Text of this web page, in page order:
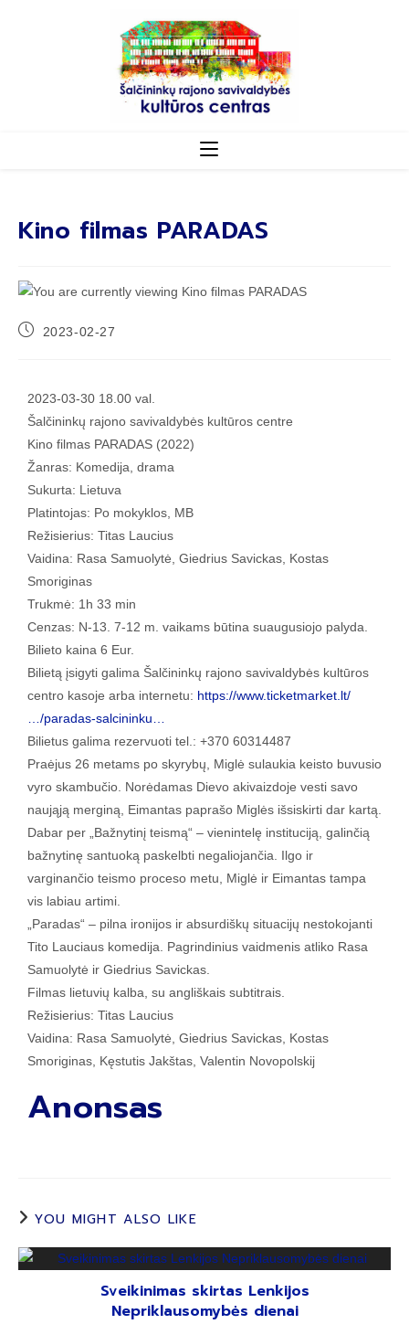
Kino filmas PARADAS
2023-02-27
2023-03-30 18.00 val.
Šalčininkų rajono savivaldybės kultūros centre
Kino filmas PARADAS (2022)
Žanras: Komedija, drama
Sukurta: Lietuva
Platintojas: Po mokyklos, MB
Režisierius: Titas Laucius
Vaidina: Rasa Samuolytė, Giedrius Savickas, Kostas
Smoriginas
Trukmė: 1h 33 min
Cenzas: N-13. 7-12 m. vaikams būtina suaugusiojo palyda.
Bilieto kaina 6 Eur.
Bilietą įsigyti galima Šalčininkų rajono savivaldybės kultūros
centro kasoje arba internetu: https://www.ticketmarket.lt/
…/paradas-salcininku…
Bilietus galima rezervuoti tel.: +370 60314487
Praėjus 26 metams po skyrybų, Miglė sulaukia keisto buvusio
vyro skambučio. Norėdamas Dievo akivaizdoje vesti savo
naująją merginą, Eimantas paprašo Miglės išsiskirti dar kartą.
Dabar per „Bažnytinį teismą“ – vienintelę instituciją, galinčią
bažnytinę santuoką paskelbti negaliojančia. Ilgo ir
varginančio teismo proceso metu, Miglė ir Eimantas tampa
vis labiau artimi.
„Paradas“ – pilna ironijos ir absurdiškų situacijų nestokojanti
Tito Lauciaus komedija. Pagrindinius vaidmenis atliko Rasa
Samuolytė ir Giedrius Savickas.
Filmas lietuvių kalba, su angliškais subtitrais.
Režisierius: Titas Laucius
Vaidina: Rasa Samuolytė, Giedrius Savickas, Kostas
Smoriginas, Kęstutis Jakštas, Valentin Novopolskij
Anonsas
YOU MIGHT ALSO LIKE
Sveikinimas skirtas Lenkijos
Nepriklausomybės dienai